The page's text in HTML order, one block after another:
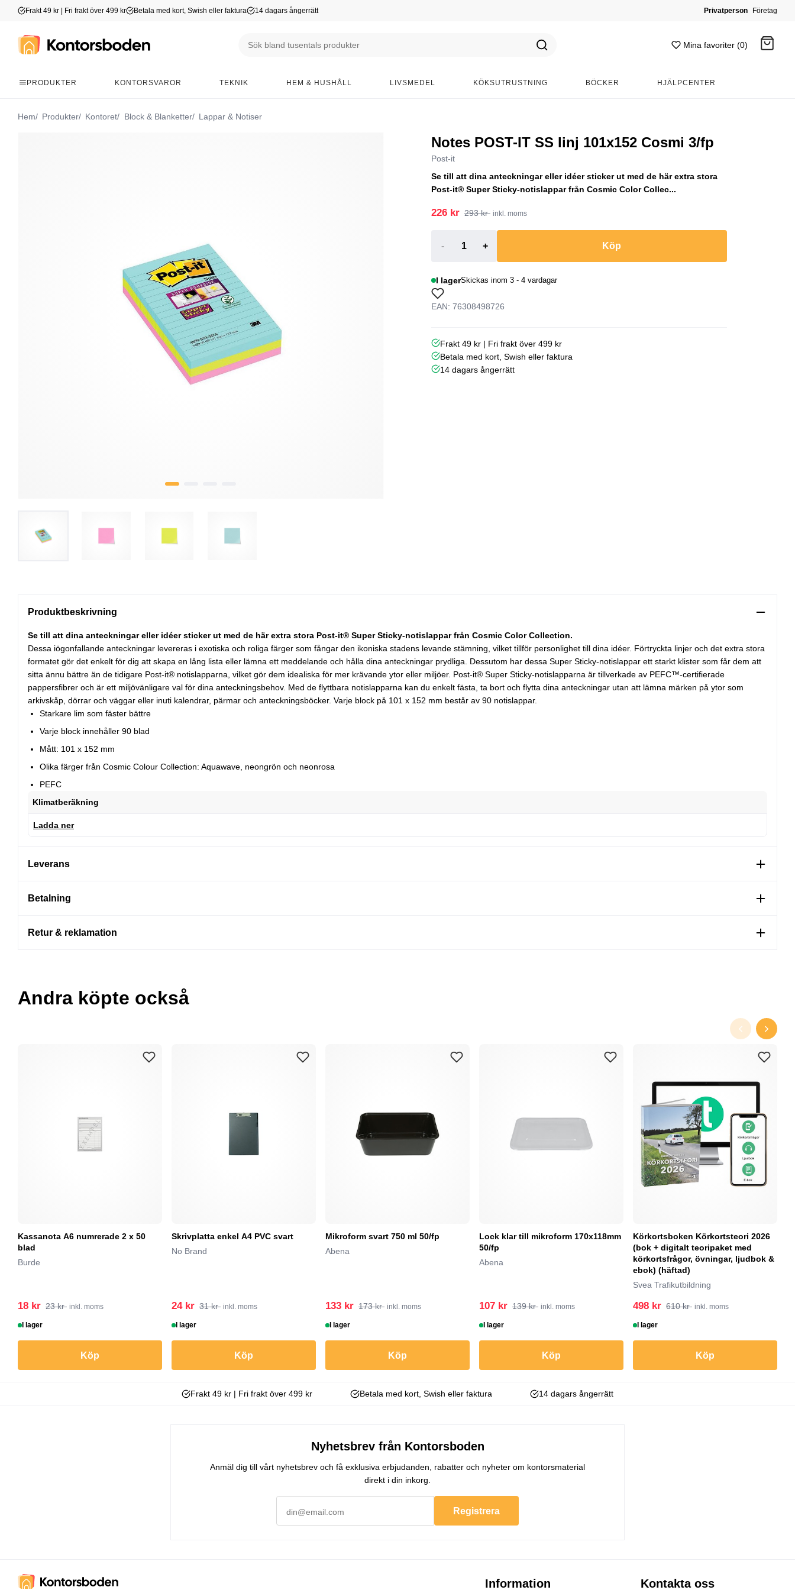
Frakt 49 kr | Fri frakt över 499 kr Betala med kort, Swish eller faktura 14 dagars ångerrätt Privatperson Företag
Mina favoriter (0)
PRODUKTER KONTORSVAROR TEKNIK HEM & HUSHÅLL LIVSMEDEL KÖKSUTRUSTNING BÖCKER HJÄLPCENTER
Hem Produkter Kontoret Block & Blanketter Lappar & Notiser
Notes POST-IT SS linj 101x152 Cosmi 3/fp
Post-it
Se till att dina anteckningar eller idéer sticker ut med de här extra stora
Post-it® Super Sticky-notislappar från Cosmic Color Collec...
226 kr 293 kr inkl. moms
- + Köp
I lagerSkickas inom 3 - 4 vardagar
EAN: 76308498726
Frakt 49 kr | Fri frakt över 499 kr
Betala med kort, Swish eller faktura
14 dagars ångerrätt
Produktbeskrivning
Se till att dina anteckningar eller idéer sticker ut med de här extra stora Post-it® Super Sticky-notislappar från Cosmic Color Collection.
Dessa iögonfallande anteckningar levereras i exotiska och roliga färger som fångar den ikoniska stadens levande stämning, vilket tillför personlighet till dina idéer. Förtryckta linjer och det extra stora
formatet gör det enkelt för dig att skapa en lång lista eller lämna ett meddelande och hålla dina anteckningar prydliga. Dessutom har dessa Super Sticky-notislappar ett starkt klister som får dem att
sitta ännu bättre än de tidigare Post-it® notislapparna, vilket gör dem idealiska för mer krävande ytor eller miljöer. Post-it® Super Sticky-notislapparna är tillverkade av PEFC™-certifierade
pappersfibrer och är ett miljövänligare val för dina anteckningsbehov. Med de flyttbara notislapparna kan du enkelt fästa, ta bort och flytta dina anteckningar utan att lämna märken på ytor som
arkivskåp, dörrar och väggar eller inuti kalendrar, pärmar och anteckningsböcker. Varje block på 101 x 152 mm består av 90 notislappar.
Starkare lim som fäster bättre
Varje block innehåller 90 blad
Mått: 101 x 152 mm
Olika färger från Cosmic Colour Collection: Aquawave, neongrön och neonrosa
PEFC
Klimatberäkning
Ladda ner
Leverans
Betalning
Retur & reklamation
Andra köpte också
Kassanota A6 numrerade 2 x 50
blad
Burde
18 kr 23 kr inkl. moms
I lager
Köp
Skrivplatta enkel A4 PVC svart
No Brand
24 kr 31 kr inkl. moms
I lager
Köp
Mikroform svart 750 ml 50/fp
Abena
133 kr 173 kr inkl. moms
I lager
Köp
Lock klar till mikroform 170x118mm
50/fp
Abena
107 kr 139 kr inkl. moms
I lager
Köp
Körkortsboken Körkortsteori 2026
(bok + digitalt teoripaket med
körkortsfrågor, övningar, ljudbok &
ebok) (häftad)
Svea Trafikutbildning
498 kr 610 kr inkl. moms
I lager
Köp
Frakt 49 kr | Fri frakt över 499 kr Betala med kort, Swish eller faktura 14 dagars ångerrätt
Nyhetsbrev från Kontorsboden
Anmäl dig till vårt nyhetsbrev och få exklusiva erbjudanden, rabatter och nyheter om kontorsmaterial
direkt i din inkorg.
Registrera
Information Kontakta oss